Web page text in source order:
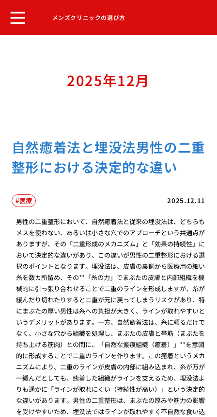
メンズクリニックの選び方
2025年12月
自然癒着法と埋没法男性の二重
整形における決定的な違い
2025.12.11
医療
男性の二重整形において、自然癒着法と従来の埋没法は、どちらも
メスを使わない、あるいは小さな穴でのアプローチという共通点が
ありますが、その「二重形成のメカニズム」と「効果の持続性」に
おいて決定的な違いがあり、この違いが男性の二重整形における選
択のポイントとなります。埋没法は、皮膚の裏側から医療用の細い
糸を数カ所留め、その**「糸の力」でまぶたの皮膚と内部組織を機
械的に引っ張り合わせることで二重のラインを形成しますが、糸が
緩んだり切れたりすると二重が元に戻ってしまうリスクがあり、特
にまぶたの厚い男性は糸への負担が大きく、ラインが取れやすいと
いうデメリットがあります。一方、自然癒着法は、糸に頼るだけで
なく、小さな穴から組織を処理し、まぶたの皮膚と挙筋（まぶたを
持ち上げる筋肉）との間に、「自然な瘢痕組織（癒着）」**を意図
的に形成することで二重のラインを作ります。この癒着というメカ
ニズムにより、二重のラインが皮膚の内部に組み込まれ、糸が万が
一緩んだとしても、癒着した組織がラインを支えるため、埋没法よ
りも遥かに「ラインが取れにくい（持続性が高い）」という決定的
な違いがあります。男性の二重整形は、まぶたの厚みや筋力の影響
を受けやすいため、埋没法ではラインが取れやすく不自然な食い込